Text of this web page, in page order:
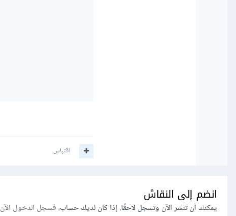
اقتباس
انضم إلى النقاش
يمكنك أن تنشر الآن وتسجل لاحقًا. إذا كان لديك حساب،فسجل الدخول الآن